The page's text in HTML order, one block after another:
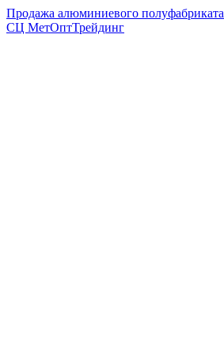
Продажа алюминиевого полуфабриката
СЦ МетОптТрейдинг